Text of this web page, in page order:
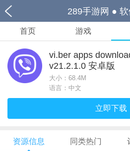
289手游网 ●
首页 游戏
vi.ber apps
v21.2.1.0 安卓版
大小： 68.4M
语言：中文
立即下载
资源信息 同类热门